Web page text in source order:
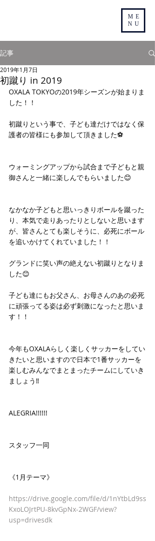
ME
NU
記事
初蹴り in 2019
2019年1月7日
OXALA TOKYOの2019年シーズンが始まりま
した！！
初蹴りという事で、子ども達だけではなく保
護者の皆様にも参加して頂きました⚽️
ウォーミングアップから試合まで子どもと親
御さんと一緒に楽しんでもらいました😊
なかなか子どもと思いっきりボールを蹴った
り、本気で走りあったりとしないと思います
が、皆さんとても楽しそうに、必死にボール
を追いかけてくれていました！！
グランドに笑い声の絶えない初蹴りとなりま
した😊
子ども達にもお父さん、お母さんのあの必死
に頑張ってる姿は必ず刺激になったと思いま
す！！
今年もOXALAらしく楽しくサッカーをしてい
きたいと思いますので日本で1番サッカーを
楽しむみんなでまとまったチームにしていき
ましょう‼️
ALEGRIA!!!!!!
スタッフ一同
《1月テーマ》
https://drive.google.com/file/d/1nYtbLd9ss
KxoLOJrtPU-8kvGpNx-2WGF/view?
usp=drivesdk